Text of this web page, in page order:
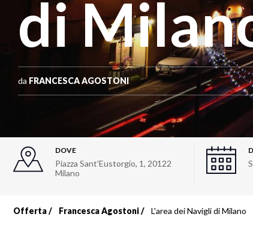
di
da FRANCESCA AGOSTONI
DOVE
Piazza Sant'Eustorgio, 1, 20122
Milano
Offerta Francesca Agostoni L'area dei Navigli di Milano